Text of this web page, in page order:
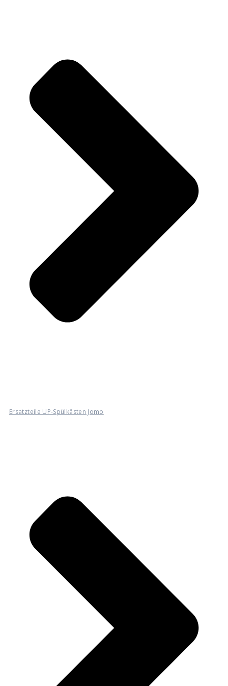
Ersatzteile UP-Spülkästen Jomo